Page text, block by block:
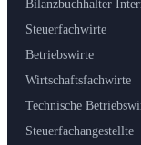
Bilanzbuchhalter
Steuerfachwirte
Betriebswirte
Wirtschaftsfachwirte
Technische
Steuerfachangestellte